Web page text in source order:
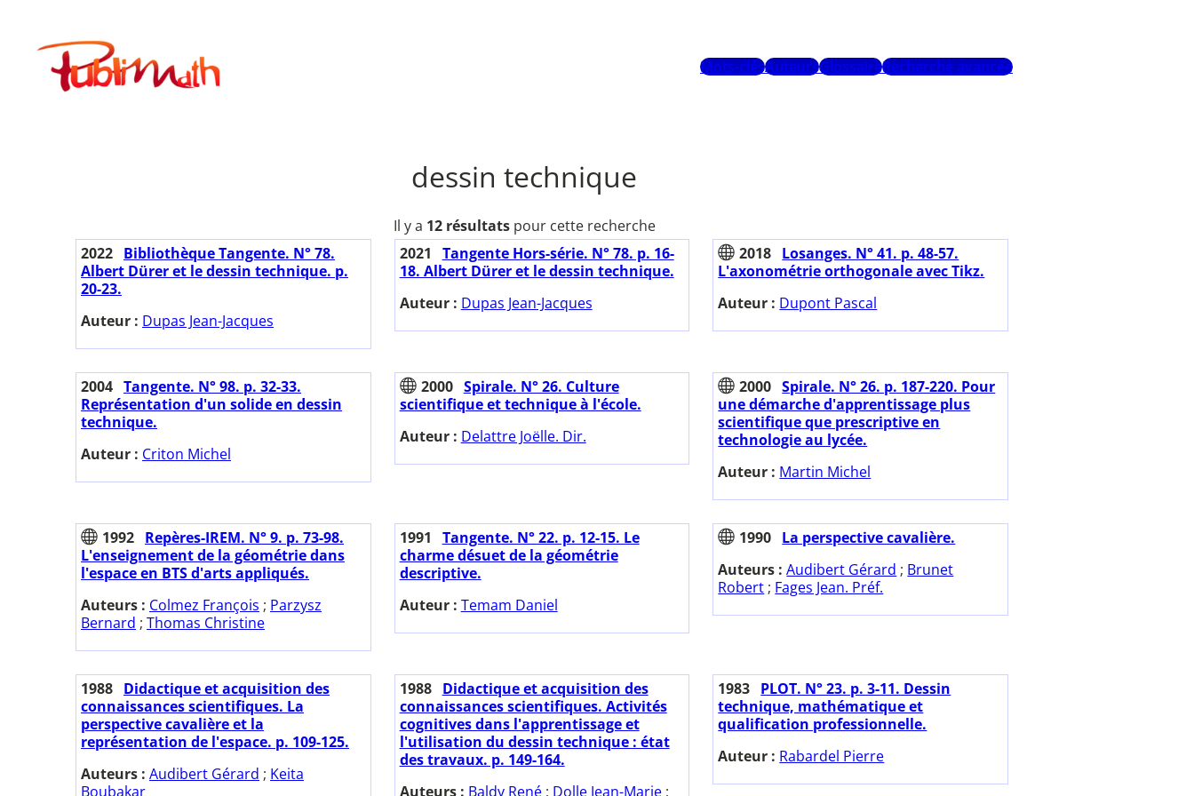
contenuPublimath
Mots-clésAuteursGlossaireRecherche avancée
dessin technique
Il y a 12 résultatspour cette recherche
2022 Bibliothèque Tangente. N° 78.
Albert Dürer et le dessin technique. p.
20-23.
Auteur : Dupas Jean-Jacques
2021
Tangente Hors-série. N° 78. p. 16-
18. Albert Dürer et le dessin technique.
Auteur : Dupas Jean-Jacques
2018 Losanges. N° 41. p. 48-57.
L'axonométrie orthogonale avec Tikz.
Auteur : Dupont Pascal
2004 Tangente. N° 98. p. 32-33.
Représentation d'un solide en dessin
technique.
Auteur : Criton Michel
2000 Spirale. N° 26. Culture
scientifique et technique à l'école.
Auteur : Delattre Joëlle. Dir.
2000 Spirale. N° 26. p. 187-220. Pour
une démarche d'apprentissage plus
scientifique que prescriptive en
technologie au lycée.
Auteur : Martin Michel
1992 Repères-IREM. N° 9. p. 73-98.
L'enseignement de la géométrie dans
l'espace en BTS d'arts appliqués.
Auteurs : Colmez François ; Parzysz
Bernard ; Thomas Christine
1991
Tangente. N° 22. p. 12-15. Le
charme désuet de la géométrie
descriptive.
Auteur : Temam Daniel
1990 La perspective cavalière.
Auteurs :Audibert Gérard ; Brunet
Robert ; Fages Jean. Préf.
1988 Didactique et acquisition des
connaissances scientifiques. La
perspective cavalière et la
représentation de l'espace. p. 109-125.
Auteurs : Audibert Gérard ; Keita
Boubakar
1988
Didactique et acquisition des
connaissances scientifiques. Activités
cognitives dans l'apprentissage et
l'utilisation du dessin technique : état
des travaux. p. 149-164.
Auteurs : Baldy René; Dolle Jean-Marie;
1983 PLOT. N° 23. p. 3-11. Dessin
technique, mathématique et
qualification professionnelle.
Auteur : Rabardel Pierre